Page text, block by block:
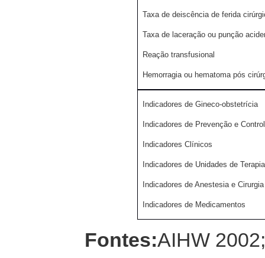
Taxa de deiscência de ferida
Taxa de laceração ou punção
Reação transfusional
Hemorragia ou hematoma pós
Indicadores de Gineco-obstetrícia
Indicadores de Prevenção e
Indicadores Clínicos
Indicadores de Unidades de
Indicadores de Anestesia e Cirurgia
Indicadores de Medicamentos
Fontes:AIHW